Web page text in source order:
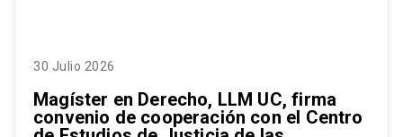
30 Julio 2026
Magíster en Derecho, LLM UC, firma
convenio de cooperación con el Centro